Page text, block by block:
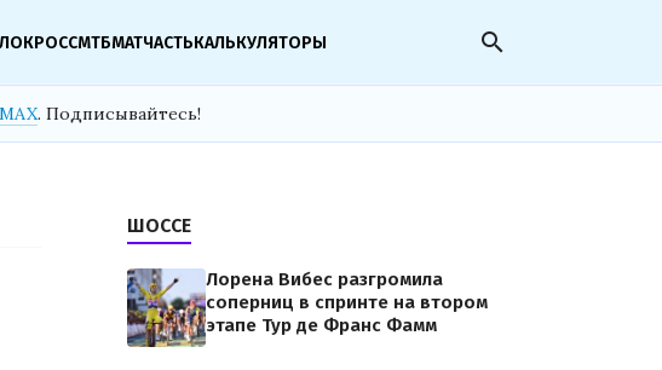
МТБМАТЧАСТЬКАЛЬКУЛЯТОРЫ search
MAX. Подписывайтесь!
ШОССЕ
Лорена Вибес разгромила
соперниц в спринте на втором
этапе Тур де Франс Фамм